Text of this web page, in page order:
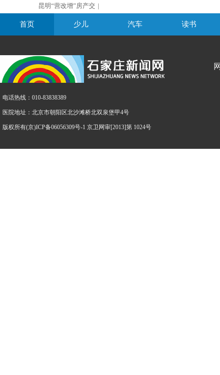
昆明“营改增”房产交 |
首页 少儿 汽车 读书
电话热线：010-83838389
医院地址：北京市朝阳区北沙滩桥北双泉堡甲4号
版权所有(京)ICP备06056309号-1 京卫网审[2013]第 1024号